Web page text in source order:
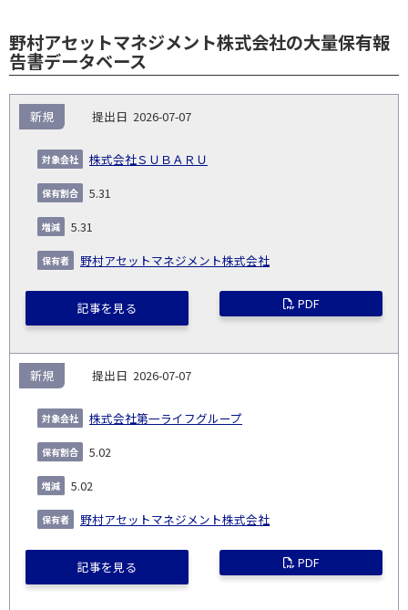
野村アセットマネジメント株式会社の大量保有報
告書データベース
NO.
告
義
務
発
生
日
出
コー
象
業
2026-07-07
株式会社ＳＵＢＡＲＵ
新規
5.31
5.31
野村アセットマネジメント株式会社
記事を見る PDF
2026-07-07
株式会社第一ライフグループ
新規
5.02
5.02
野村アセットマネジメント株式会社
記事を見る PDF